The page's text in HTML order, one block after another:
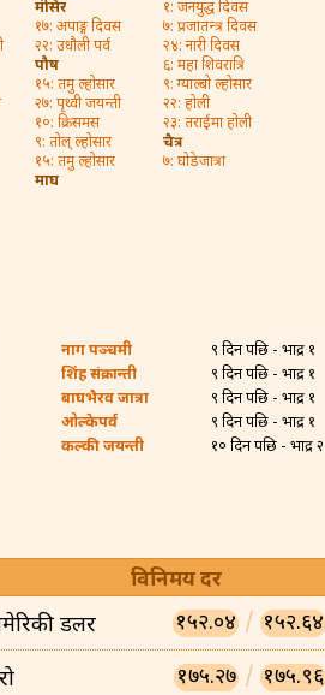
मंसिर
१७: अपाङ्ग दिवस
२२: उधौली पर्व
पौष
१५: तमु ल्होसार
२७: पृथ्वी जयन्ती
१०: क्रिसमस
९: तोल् ल्होसार
१५: तमु ल्होसार
माघ
१: जनयुद्ध दिवस
७: प्रजातन्त्र दिवस
२४: नारी दिवस
६: महा शिवरात्रि
९: ग्याल्बो ल्होसार
२२: होली
२३: तराईमा होली
चैत्र
७: घोडेजात्रा
नाग पञ्चमी
९ दिन पछि - भाद्र १
शिंह संक्रान्ती
९ दिन पछि - भाद्र १
बाघभैरव जात्रा
९ दिन पछि - भाद्र १
ओल्केपर्व
९ दिन पछि - भाद्र १
कल्की जयन्ती
१० दिन पछि - भाद्र २
विनिमय दर
डलर १५२.०४ / १५२.६४
१७५.२७ / १७५.९६